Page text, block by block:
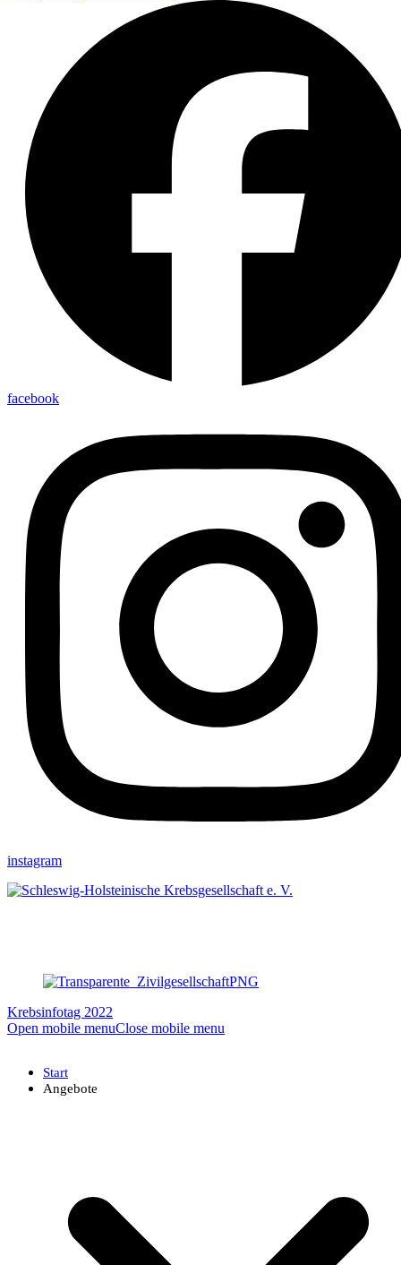
facebook
instagram
Krebsinfotag 2022
Open mobile menuClose mobile menu
Start
Angebote